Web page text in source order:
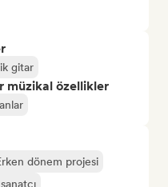
gitar
müzikal özellikler
dönem projesi